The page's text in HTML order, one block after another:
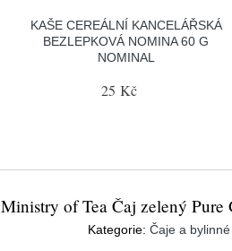
KAŠE CEREÁLNÍ KANCELÁŘSKÁ
BEZLEPKOVÁ NOMINA 60 G
NOMINAL
25 Kč
Ministry of Tea Čaj zelený
Kategorie: Čaje a